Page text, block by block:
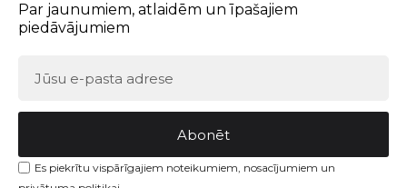
Par jaunumiem, atlaidēm un īpašajiem
piedāvājumiem
Abonēt
Es piekrītu vispārīgajiem noteikumiem, nosacījumiem un